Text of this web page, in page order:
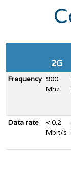
2G
Frequency 900
Mhz
Data rate
< 0.2
Mbit/s